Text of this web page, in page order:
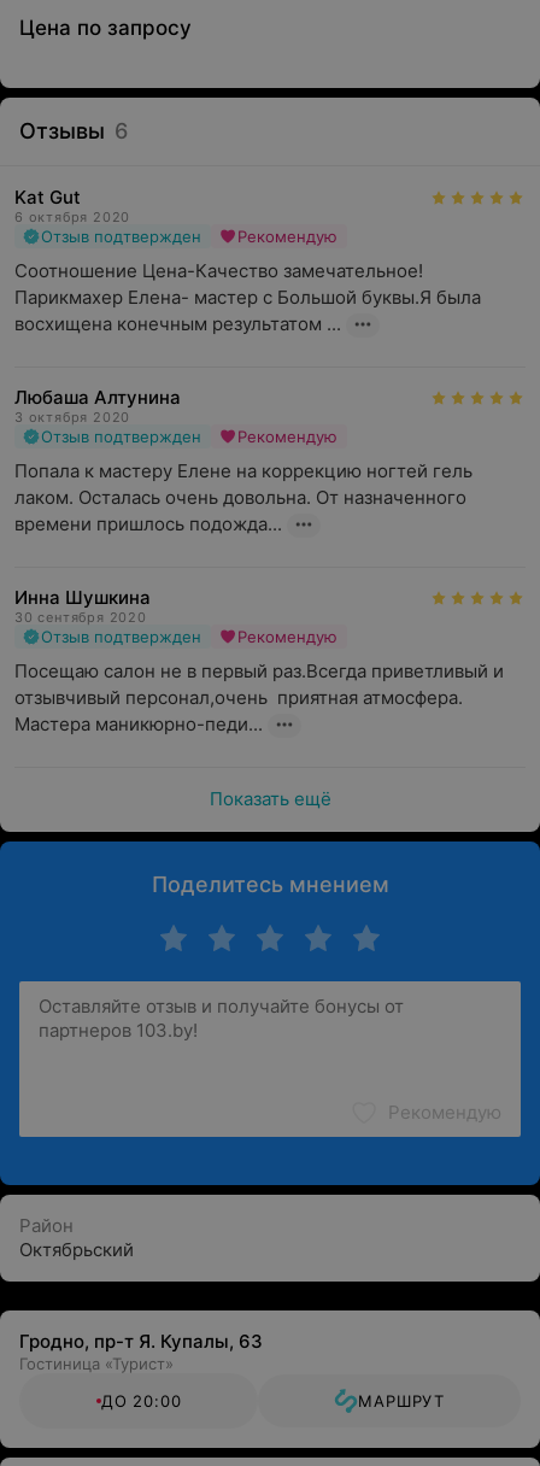
Цена по запросу
Отзывы 6
Kat Gut
6 октября 2020
Отзыв подтвержден Рекомендую
Соотношение Цена-Качество замечательное!
Парикмахер Елена- мастер с Большой буквы.Я была
восхищена конечным результатом ...
Любаша Алтунина
3 октября 2020
Отзыв подтвержден Рекомендую
Попала к мастеру Елене на коррекцию ногтей гель
лаком. Осталась очень довольна. От назначенного
времени пришлось подожда...
Инна Шушкина
30 сентября 2020
Отзыв подтвержден Рекомендую
Посещаю салон не в первый раз.Всегда приветливый и
отзывчивый персонал,очень  приятная атмосфера.
Мастера маникюрно-педи...
Показать ещё
Поделитесь мнением
Рекомендую
Район
Октябрьский
Гродно, пр-т Я. Купалы, 63
Гостиница «Турист»
ДО 20:00
МАРШРУТ